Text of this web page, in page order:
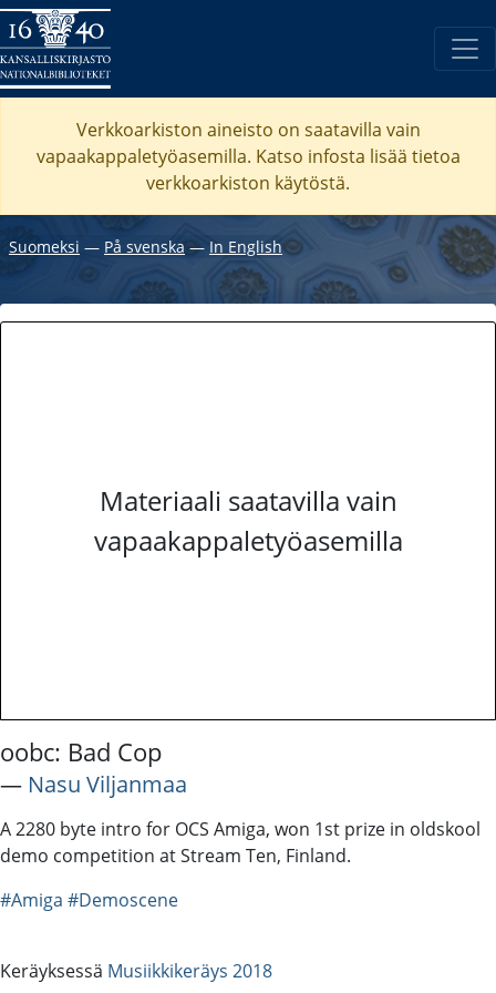
Verkkoarkiston aineisto on saatavilla vain
vapaakappaletyöasemilla. Katso infosta lisää tietoa
verkkoarkiston käytöstä.
Suomeksi ― På svenska ― In English
Materiaali saatavilla vain
vapaakappaletyöasemilla
oobc: Bad Cop
― Nasu Viljanmaa
A 2280 byte intro for OCS Amiga, won 1st prize in oldskool
demo competition at Stream Ten, Finland.
#Amiga #Demoscene
Keräyksessä Musiikkikeräys 2018